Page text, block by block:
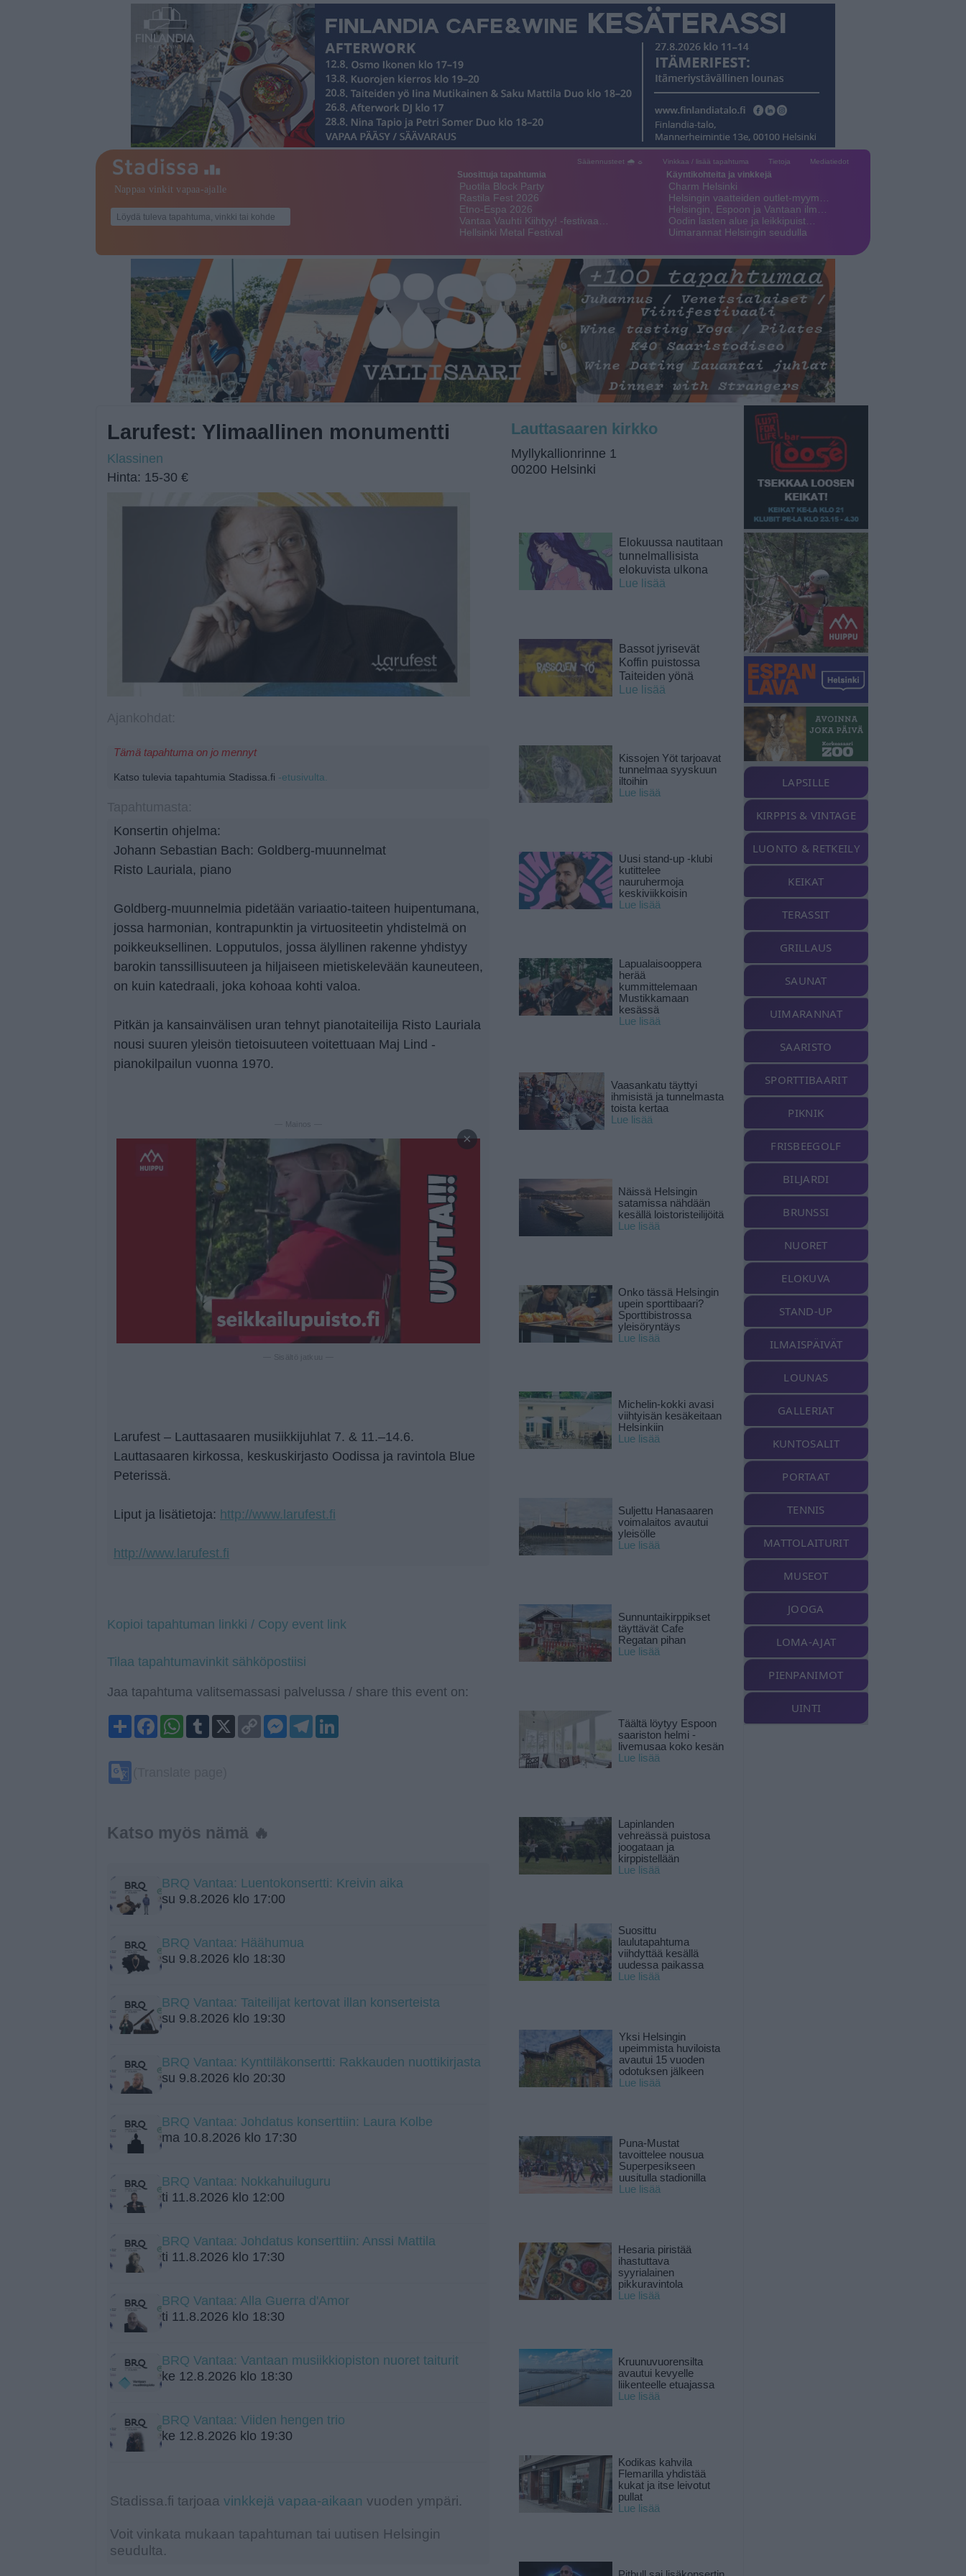
Sääennusteet 🌧 ☼ Vinkkaa / lisää tapahtuma Tietoja Mediatiedot
Suosittuja tapahtumia
Puotila Block Party
Rastila Fest 2026
Etno-Espa 2026
Vantaa Vauhti Kiihtyy! -festivaa…
Hellsinki Metal Festival
Käyntikohteita ja vinkkejä
Charm Helsinki
Helsingin vaatteiden outlet-myym…
Helsingin, Espoon ja Vantaan ilm…
Oodin lasten alue ja leikkipuist…
Uimarannat Helsingin seudulla
Larufest: Ylimaallinen monumentti
Klassinen
Hinta: 15-30 €
Tämä tapahtuma on jo mennyt
Katso tulevia tapahtumia Stadissa.fi -etusivulta.
Konsertin ohjelma:
Johann Sebastian Bach: Goldberg-muunnelmat
Risto Lauriala, piano
Goldberg-muunnelmia pidetään variaatio-taiteen huipentumana,
jossa harmonian, kontrapunktin ja virtuositeetin yhdistelmä on
poikkeuksellinen. Lopputulos, jossa älyllinen rakenne yhdistyy
barokin tanssillisuuteen ja hiljaiseen mietiskelevään kauneuteen,
on kuin katedraali, joka kohoaa kohti valoa.
Pitkän ja kansainvälisen uran tehnyt pianotaiteilija Risto Lauriala
nousi suuren yleisön tietoisuuteen voitettuaan Maj Lind -
pianokilpailun vuonna 1970.
— Mainos —
×
Larufest – Lauttasaaren musiikkijuhlat 7. & 11.–14.6.
Lauttasaaren kirkossa, keskuskirjasto Oodissa ja ravintola Blue
Peterissä.
Liput ja lisätietoja: http://www.larufest.fi
http://www.larufest.fi
Kopioi tapahtuman linkki / Copy event link
Tilaa tapahtumavinkit sähköpostiisi
Jaa tapahtuma valitsemassasi palvelussa / share this event on:
ShareFacebookWhatsApp
Tumblr
X
Copy
Link
Messenger
Telegram
Katso myös nämä 🔥
BRQ Vantaa: Luentokonsertti: Kreivin aika
su 9.8.2026 klo 17:00
BRQ Vantaa: Häähumua
su 9.8.2026 klo 18:30
BRQ Vantaa: Taiteilijat kertovat illan konserteista
su 9.8.2026 klo 19:30
BRQ Vantaa: Kynttiläkonsertti: Rakkauden nuottikirjasta
su 9.8.2026 klo 20:30
BRQ Vantaa: Johdatus konserttiin: Laura Kolbe
ma 10.8.2026 klo 17:30
BRQ Vantaa: Nokkahuiluguru
ti 11.8.2026 klo 12:00
BRQ Vantaa: Johdatus konserttiin: Anssi Mattila
ti 11.8.2026 klo 17:30
BRQ Vantaa: Alla Guerra d'Amor
ti 11.8.2026 klo 18:30
BRQ Vantaa: Vantaan musiikkiopiston nuoret taiturit
ke 12.8.2026 klo 18:30
BRQ Vantaa: Viiden hengen trio
ke 12.8.2026 klo 19:30
Stadissa.fi tarjoaa vinkkejä vapaa-aikaan vuoden ympäri.
Voit vinkata mukaan tapahtuman tai uutisen Helsingin
seudulta.
Lauttasaaren kirkko
Myllykallionrinne 1
00200 Helsinki
Elokuussa nautitaan
tunnelmallisista
elokuvista ulkona
Lue lisää
Bassot jyrisevät
Koffin puistossa
Taiteiden yönä
Lue lisää
Kissojen Yöt tarjoavat
tunnelmaa syyskuun
iltoihin
Lue lisää
Uusi stand-up -klubi
kutittelee
nauruhermoja
keskiviikkoisin
Lue lisää
Lapualaisooppera
herää
kummittelemaan
Mustikkamaan
kesässä
Lue lisää
Vaasankatu täyttyi
ihmisistä ja tunnelmasta
toista kertaa
Lue lisää
Näissä Helsingin
satamissa nähdään
kesällä loistoristeilijöitä
Lue lisää
Onko tässä Helsingin
upein sporttibaari?
Sporttibistrossa
yleisöryntäys
Lue lisää
Michelin-kokki avasi
viihtyisän kesäkeitaan
Helsinkiin
Lue lisää
Suljettu Hanasaaren
voimalaitos avautui
yleisölle
Lue lisää
Sunnuntaikirppikset
täyttävät Cafe
Regatan pihan
Lue lisää
Täältä löytyy Espoon
saariston helmi -
livemusaa koko kesän
Lue lisää
Lapinlanden
vehreässä puistosa
joogataan ja
kirppistellään
Lue lisää
Suosittu
laulutapahtuma
viihdyttää kesällä
uudessa paikassa
Lue lisää
Yksi Helsingin
upeimmista huviloista
avautui 15 vuoden
odotuksen jälkeen
Lue lisää
Puna-Mustat
tavoittelee nousua
Superpesikseen
uusitulla stadionilla
Lue lisää
Hesaria piristää
ihastuttava
syyrialainen
pikkuravintola
Lue lisää
Kruunuvuorensilta
avautui kevyelle
liikenteelle etuajassa
Lue lisää
Kodikas kahvila
Flemarilla yhdistää
kukat ja itse leivotut
pullat
Lue lisää
LAPSILLE
KIRPPIS & VINTAGE
LUONTO & RETKEILY
KEIKAT
TERASSIT
GRILLAUS
SAUNAT
UIMARANNAT
SAARISTO
SPORTTIBAARIT
PIKNIK
FRISBEEGOLF
BILJARDI
BRUNSSI
NUORET
ELOKUVA
STAND-UP
ILMAISPÄIVÄT
LOUNAS
GALLERIAT
KUNTOSALIT
PORTAAT
TENNIS
MATTOLAITURIT
MUSEOT
JOOGA
LOMA-AJAT
PIENPANIMOT
UINTI